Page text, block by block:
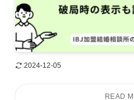
2024-12-05